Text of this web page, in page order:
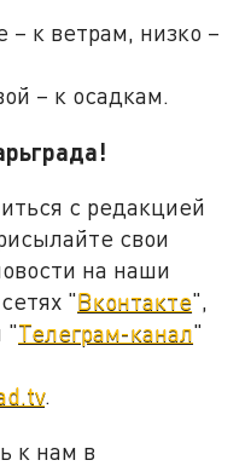
– к ветрам, низко –
– к осадкам.
с редакцией
свои
на наши
"Вконтакте",
"Телеграм-канал"
.
к нам в